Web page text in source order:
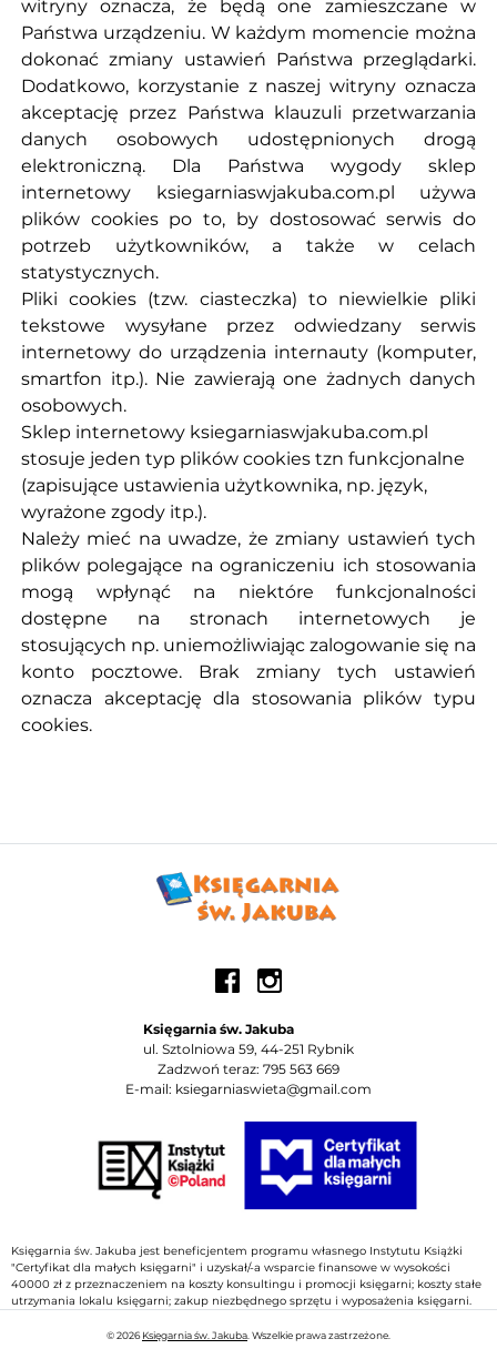
witryny oznacza, że będą one zamieszczane w
Państwa urządzeniu. W każdym momencie można
dokonać zmiany ustawień Państwa przeglądarki.
Dodatkowo, korzystanie z naszej witryny oznacza
akceptację przez Państwa klauzuli przetwarzania
danych osobowych udostępnionych drogą
elektroniczną. Dla Państwa wygody sklep
internetowy ksiegarniaswjakuba.com.pl używa
plików cookies po to, by dostosować serwis do
potrzeb użytkowników, a także w celach
statystycznych.
Pliki cookies (tzw. ciasteczka) to niewielkie pliki
tekstowe wysyłane przez odwiedzany serwis
internetowy do urządzenia internauty (komputer,
smartfon itp.). Nie zawierają one żadnych danych
osobowych.
Sklep internetowy ksiegarniaswjakuba.com.pl
stosuje jeden typ plików cookies tzn funkcjonalne
(zapisujące ustawienia użytkownika, np. język,
wyrażone zgody itp.).
Należy mieć na uwadze, że zmiany ustawień tych
plików polegające na ograniczeniu ich stosowania
mogą wpłynąć na niektóre funkcjonalności
dostępne na stronach internetowych je
stosujących np. uniemożliwiając zalogowanie się na
konto pocztowe. Brak zmiany tych ustawień
oznacza akceptację dla stosowania plików typu
cookies.
Księgarnia św. Jakuba
ul. Sztolniowa 59, 44-251 Rybnik
Zadzwoń teraz: 795 563 669
E-mail: ksiegarniaswieta@gmail.com
Księgarnia św. Jakuba jest beneficjentem programu własnego Instytutu Książki
"Certyfikat dla małych księgarni" i uzyskał/-a wsparcie finansowe w wysokości
40000 zł z przeznaczeniem na koszty konsultingu i promocji księgarni; koszty stałe
utrzymania lokalu księgarni; zakup niezbędnego sprzętu i wyposażenia księgarni.
© 2026Księgarnia św. Jakuba . Wszelkie prawa zastrzeżone.